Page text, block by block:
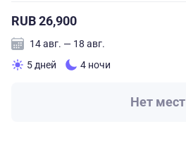
RUB 26,900
14 авг. — 18 авг.
5 дней
4 ночи
Нет мест